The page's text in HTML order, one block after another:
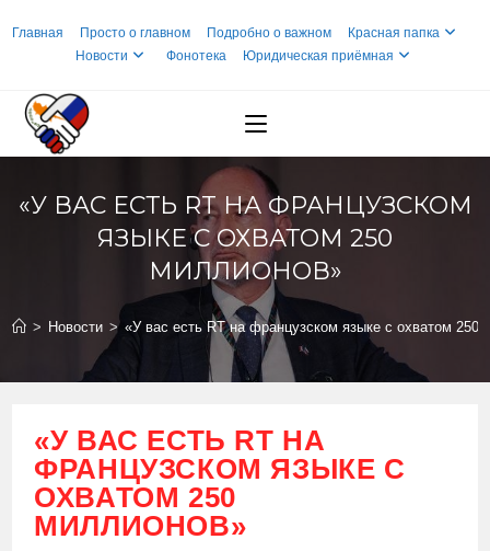
Главная Просто о главном Подробно о важном
Красная папка
Новости
Фонотека Юридическая приёмная
«У ВАС ЕСТЬ RT НА ФРАНЦУЗСКОМ
ЯЗЫКЕ С ОХВАТОМ 250
МИЛЛИОНОВ»
> Новости > «У вас есть RT на французском языке с охватом 250
«У ВАС ЕСТЬ RT НА
ФРАНЦУЗСКОМ ЯЗЫКЕ С
ОХВАТОМ 250
МИЛЛИОНОВ»